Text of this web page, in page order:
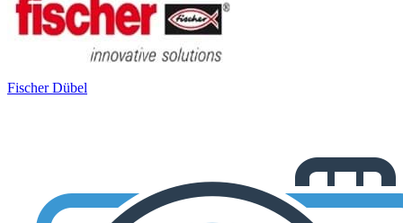
Fischer Dübel